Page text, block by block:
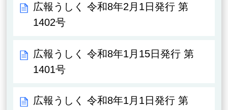
広報うしく 令和8年2月1日発行 第
1402号
広報うしく 令和8年1月15日発行 第
1401号
広報うしく 令和8年1月1日発行 第